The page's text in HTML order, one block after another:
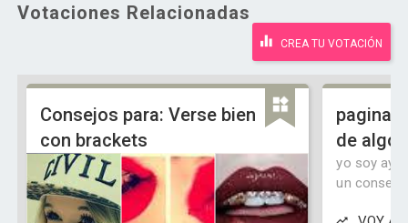
Votaciones Relacionadas
CREA TU VOTACIÓN
Consejos para: Verse bien
con brackets
pagina
de algo
yo soy
un consejo